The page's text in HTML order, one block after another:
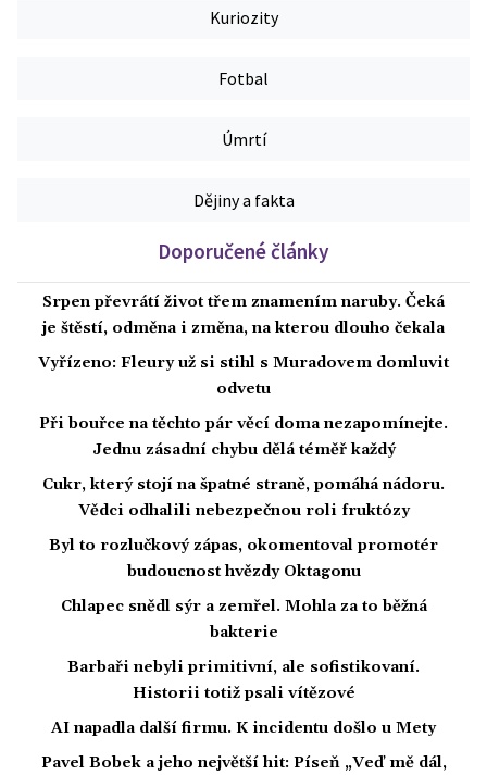
Kuriozity
Fotbal
Úmrtí
Dějiny a fakta
Doporučené články
Srpen převrátí život třem znamením naruby. Čeká
je štěstí, odměna i změna, na kterou dlouho čekala
Vyřízeno: Fleury už si stihl s Muradovem domluvit
odvetu
Při bouřce na těchto pár věcí doma nezapomínejte.
Jednu zásadní chybu dělá téměř každý
Cukr, který stojí na špatné straně, pomáhá nádoru.
Vědci odhalili nebezpečnou roli fruktózy
Byl to rozlučkový zápas, okomentoval promotér
budoucnost hvězdy Oktagonu
Chlapec snědl sýr a zemřel. Mohla za to běžná
bakterie
Barbaři nebyli primitivní, ale sofistikovaní.
Historii totiž psali vítězové
AI napadla další firmu. K incidentu došlo u Mety
Pavel Bobek a jeho největší hit: Píseň „Veď mě dál,